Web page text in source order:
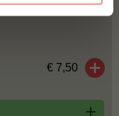
€ 7,50